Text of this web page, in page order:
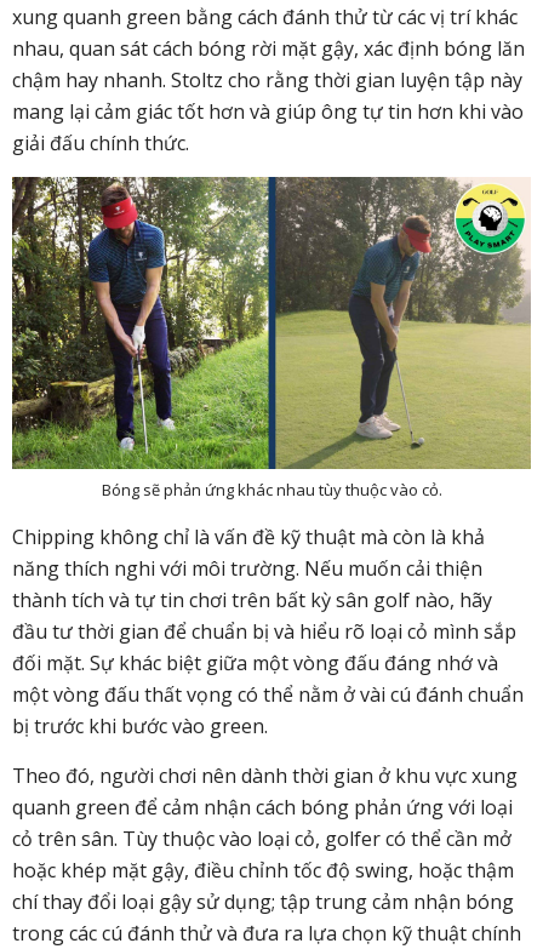
xung quanh green bằng cách đánh thử từ các vị trí khác
nhau, quan sát cách bóng rời mặt gậy, xác định bóng lăn
chậm hay nhanh. Stoltz cho rằng thời gian luyện tập này
mang lại cảm giác tốt hơn và giúp ông tự tin hơn khi vào
giải đấu chính thức.
Bóng sẽ phản ứng khác nhau tùy thuộc vào cỏ.
Chipping không chỉ là vấn đề kỹ thuật mà còn là khả
năng thích nghi với môi trường. Nếu muốn cải thiện
thành tích và tự tin chơi trên bất kỳ sân golf nào, hãy
đầu tư thời gian để chuẩn bị và hiểu rõ loại cỏ mình sắp
đối mặt. Sự khác biệt giữa một vòng đấu đáng nhớ và
một vòng đấu thất vọng có thể nằm ở vài cú đánh chuẩn
bị trước khi bước vào green.
Theo đó, người chơi nên dành thời gian ở khu vực xung
quanh green để cảm nhận cách bóng phản ứng với loại
cỏ trên sân. Tùy thuộc vào loại cỏ, golfer có thể cần mở
hoặc khép mặt gậy, điều chỉnh tốc độ swing, hoặc thậm
chí thay đổi loại gậy sử dụng; tập trung cảm nhận bóng
trong các cú đánh thử và đưa ra lựa chọn kỹ thuật chính